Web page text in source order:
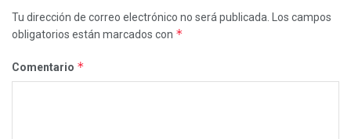
Tu dirección de correo electrónico no será publicada.
Los campos
obligatorios están marcados con *
Comentario *